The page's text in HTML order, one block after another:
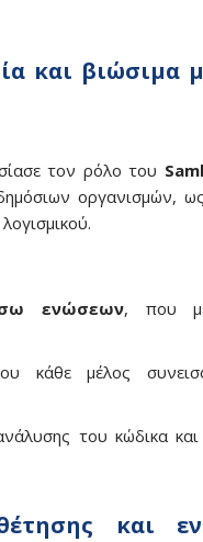
και βιώσιμα
τον ρόλο του
οργανισμών,
ενώσεων, που
κάθε μέλος
του κώδικα και
και